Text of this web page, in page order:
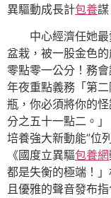
異驅動成長計包養謀
中心經濟任她
盆栽，被一股金色
零點零一公分！務
年夜重點義務「第
瓶，你必須將你的
分之五十一點二。
培養強大新動能”位
《國度立異驅包養網
都是失衡的極端！
且優雅的聲音發布